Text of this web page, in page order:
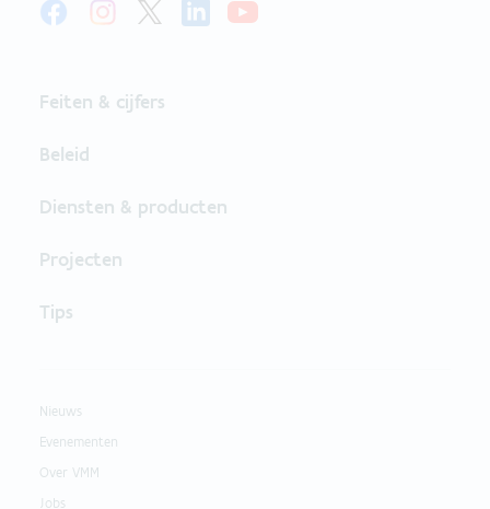
Feiten & cijfers
Beleid
Diensten & producten
Projecten
Tips
Nieuws
Evenementen
Over VMM
Jobs